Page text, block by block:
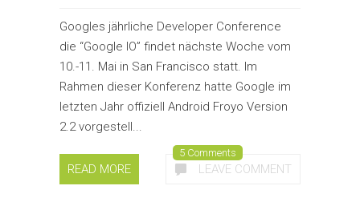
Googles jährliche Developer Conference
die “Google IO” findet nächste Woche vom
10.-11. Mai in San Francisco statt. Im
Rahmen dieser Konferenz hatte Google im
letzten Jahr offiziell Android Froyo Version
2.2 vorgestell...
READ MORE
5 Comments
LEAVE COMMENT